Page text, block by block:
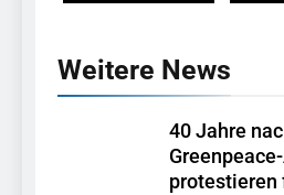
Weitere News
40 Jahre
protestieren